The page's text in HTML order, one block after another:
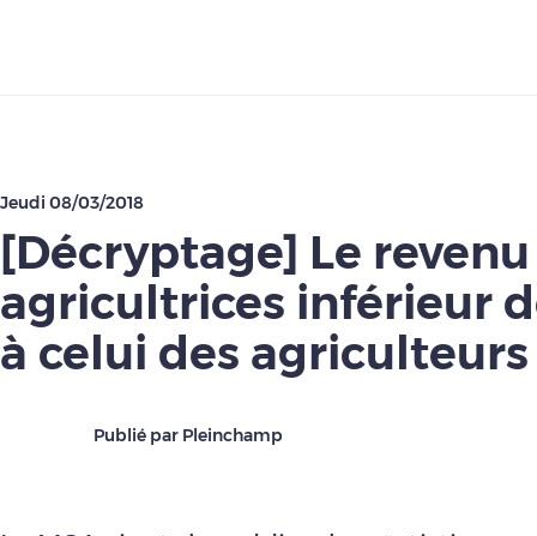
Jeudi 08/03/2018
[Décryptage] Le
agricultrices inférieur
à celui des agriculteurs
Publié par Pleinchamp